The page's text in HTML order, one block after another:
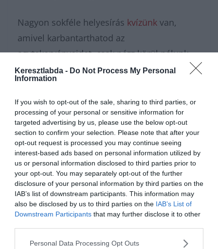
Keresztlabda - Do Not Process My Personal
Information
If you wish to opt-out of the sale, sharing to third parties, or
processing of your personal or sensitive information for
targeted advertising by us, please use the below opt-out
section to confirm your selection. Please note that after your
opt-out request is processed you may continue seeing
interest-based ads based on personal information utilized by
us or personal information disclosed to third parties prior to
your opt-out. You may separately opt-out of the further
disclosure of your personal information by third parties on the
IAB’s list of downstream participants. This information may
also be disclosed by us to third parties on the IAB’s List of
Downstream Participants that may further disclose it to other
Personal Data Processing Opt Outs
Nagyon sokféle helyesírás kvízünk van,
amivel karbantarthatod az
agytekervényeidet, csak nézz körül nálunk
éstovábbi érdekes napi játékokat találhatsz.
Hirdetés